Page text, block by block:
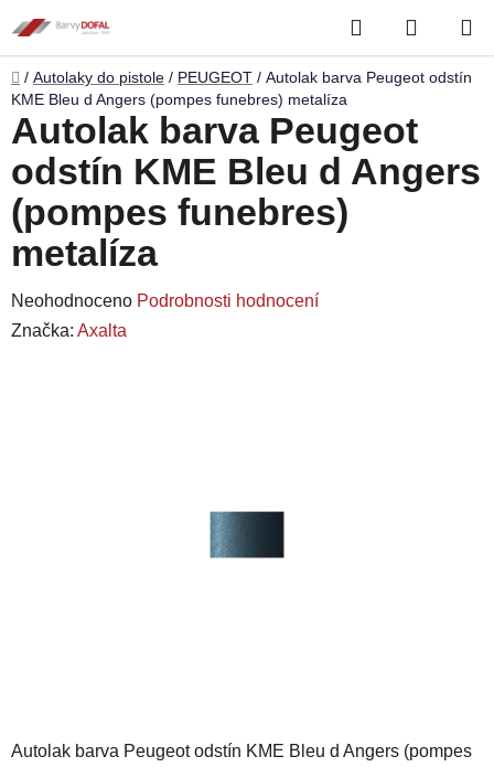
na
obsah
Hledat
KOŠÍK
Domů
/ Autolaky do pistole / PEUGEOT / Autolak barva Peugeot odstín
KME Bleu d Angers (pompes funebres) metalíza
Autolak barva Peugeot odstín KME Bleu d Angers (pompes
Autolak barva Peugeot
odstín KME Bleu d Angers
(pompes funebres)
metalíza
Průměrné
hodnocení
Neohodnoceno Podrobnosti hodnocení
Značka: Axalta